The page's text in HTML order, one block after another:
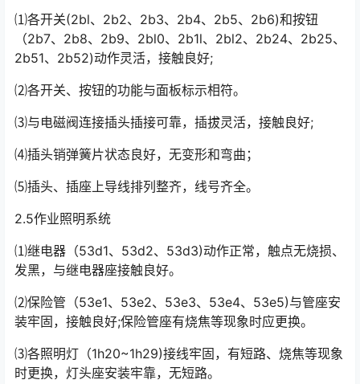
⑴各开关(2bl、2b2、2b3、2b4、2b5、2b6)和按钮
（2b7、2b8、2b9、2bl0、2b1l、2bl2、2b24、2b25、
2b51、2b52)动作灵活，接触良好;󠅅󠅃󠄵󠅂󠄪󠇖󠆨󠆨󠇕󠆞󠆒󠅬󠇘󠆭󠆘󠇙󠆝󠅵󠇗󠆭󠆁󠄐󠇗󠅹󠅸󠇖󠆍󠅳󠇖󠅹󠅰󠇖󠆌󠅹
⑵各开关、按钮的功能与面板标示相符。
⑶与电磁阀连接插头插接可靠，插拔灵活，接触良好;
⑷插头销弹簧片状态良好，无变形和弯曲；
⑸插头、插座上导线排列整齐，线号齐全。
2.5作业照明系统
⑴继电器（53d1、53d2、53d3)动作正常，触点无烧损、
发黑，与继电器座接触良好。
⑵保险管（53e1、53e2、53e3、53e4、53e5)与管座安
装牢固，接触良好;保险管座有烧焦等现象时应更换。
⑶各照明灯（1h20~1h29)接线牢固，有短路、烧焦等现象
时更换，灯头座安装牢靠，无短路。